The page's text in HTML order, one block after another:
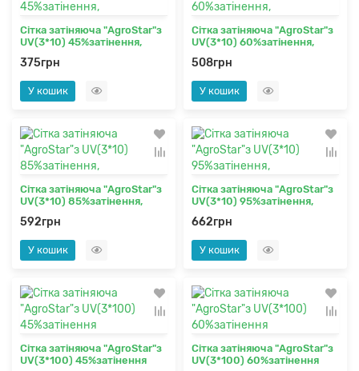
Сітка затіняюча "AgroStar"з
UV(3*10) 45%затінення,
375грн
У кошик
Сітка затіняюча "AgroStar"з
UV(3*10) 60%затінення,
508грн
У кошик
Сітка затіняюча "AgroStar"з
UV(3*10) 85%затінення,
592грн
У кошик
Сітка затіняюча "AgroStar"з
UV(3*10) 95%затінення,
662грн
У кошик
Сітка затіняюча "AgroStar"з
UV(3*100) 45%затінення
Сітка затіняюча "AgroStar"з
UV(3*100) 60%затінення